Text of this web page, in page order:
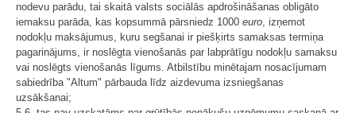
nodevu parādu, tai skaitā valsts sociālās apdrošināšanas obligāto
iemaksu parāda, kas kopsummā pārsniedz 1000 euro, izņemot
nodokļu maksājumus, kuru segšanai ir piešķirts samaksas termiņa
pagarinājums, ir noslēgta vienošanās par labprātīgu nodokļu samaksu
vai noslēgts vienošanās līgums. Atbilstību minētajam nosacījumam
sabiedrība "Altum" pārbauda līdz aizdevuma izsniegšanas
uzsākšanai;